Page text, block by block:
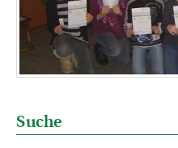
Suche